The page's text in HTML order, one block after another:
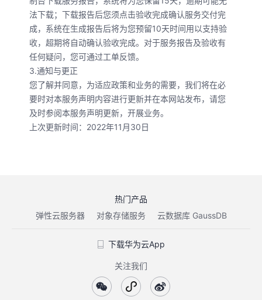
法下载；下载报告后您须点击验收完成确认服务交付完
成，系统在生成报告后将为您预留10天时间用以支持验
收，超期将自动确认验收完成。对于服务报告及验收有
任何疑问，您可通过工单反馈。
3.通知与更正
您了解并同意，为适应政策和业务的需要，我们将在必
要时对本服务声明内容进行更新并在本网站发布，请您
及时参阅本服务声明更新，开展业务。
上次更新时间：2022年11月30日
热门产品
弹性云服务器
对象存储服务 云数据库 GaussDB
下载华为云App
关注我们